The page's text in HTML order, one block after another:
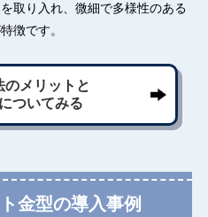
取り入れ、微細で多様性のある
徴です。
のメリットと
ついてみる
金型の導入事例